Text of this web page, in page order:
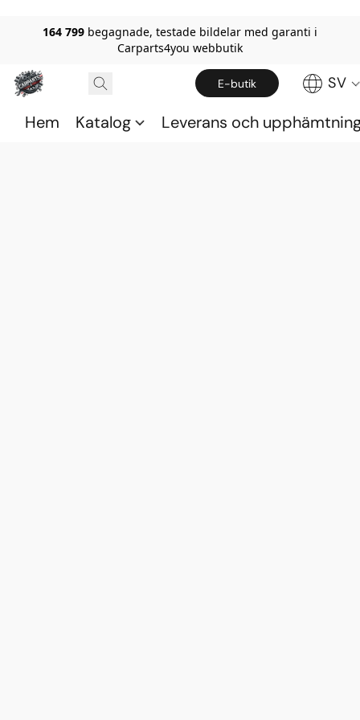
164 799 begagnade, testade bildelar med garanti i
Carparts4you webbutik
E-butik SV
Hem Katalog Leverans och